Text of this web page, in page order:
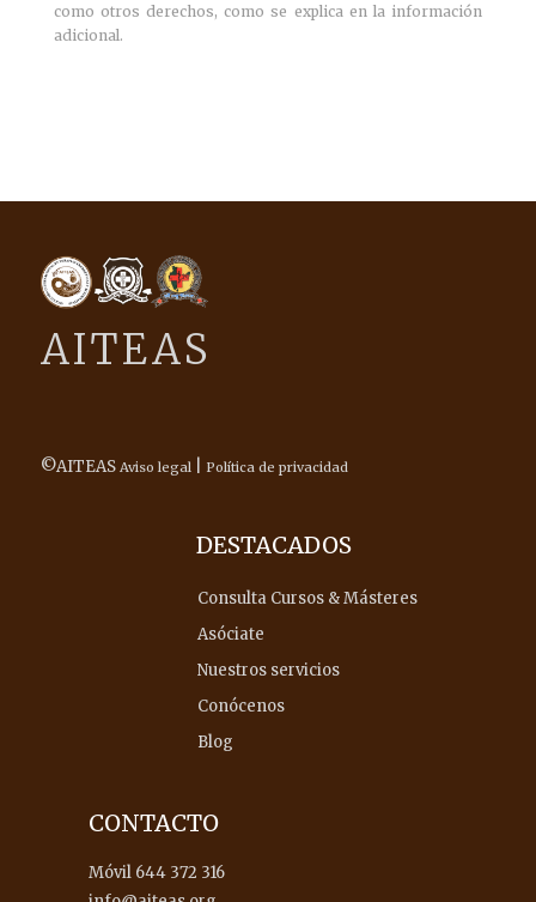
como otros derechos, como se explica en la información
adicional.
AITEAS
©AITEAS Aviso legal| Política de privacidad
DESTACADOS
Consulta Cursos & Másteres
Asóciate
Nuestros servicios
Conócenos
Blog
CONTACTO
Móvil 644 372 316